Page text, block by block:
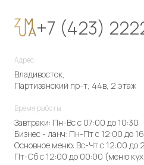
+7 (423)
Адрес
Владивосток,
Партизанский пр-т, 44в, 2 этаж
Время работы
Завтраки: Пн-Вс с 07:00 до 10:30
Бизнес - ланч: Пн-Пт с 12:00 до
Основное меню: Вс-Чт с 12:00 до
Пт-Сб с 12:00 до 00:00 (меню